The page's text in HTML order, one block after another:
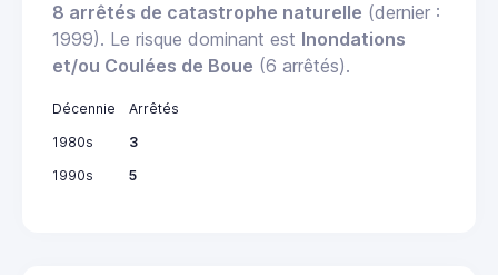
8 arrêtés de catastrophe naturelle (dernier :
1999). Le risque dominant est Inondations
et/ou Coulées de Boue (6 arrêtés).
Décennie
Arrêtés
1980s
3
1990s
5